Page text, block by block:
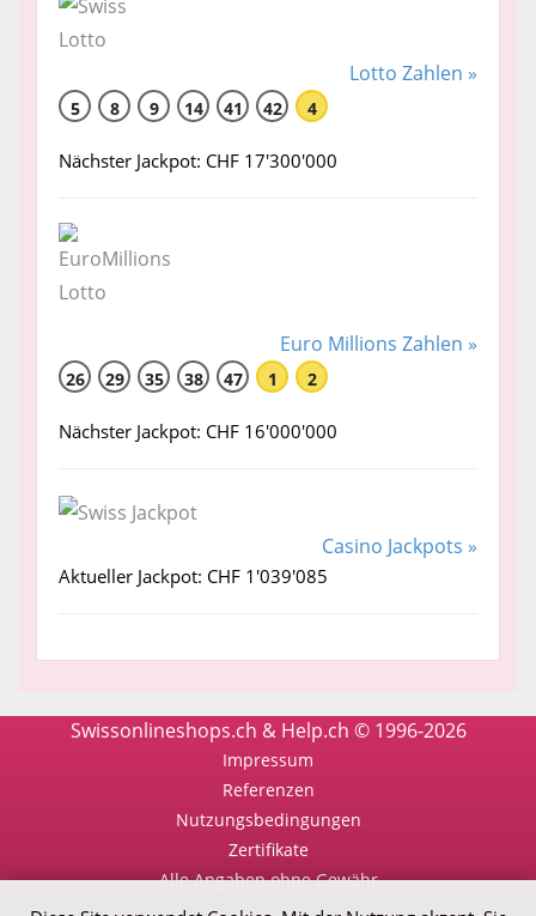
Lotto Zahlen »
5 8 9 14 41 42 4
Nächster Jackpot: CHF 17'300'000
Euro Millions Zahlen »
26 29 35 38 47 1 2
Nächster Jackpot: CHF 16'000'000
Casino Jackpots »
Aktueller Jackpot: CHF 1'039'085
Swissonlineshops.ch & Help.ch © 1996-2026
Impressum
Referenzen
Nutzungsbedingungen
Zertifikate
Alle Angaben ohne Gewähr